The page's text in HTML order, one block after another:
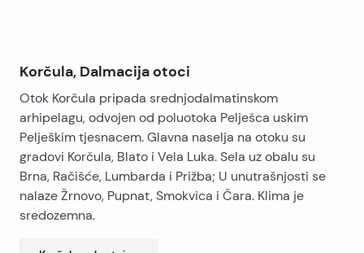
Korčula, Dalmacija otoci
Otok Korčula pripada srednjodalmatinskom
arhipelagu, odvojen od poluotoka Pelješca uskim
Pelješkim tjesnacem. Glavna naselja na otoku su
gradovi Korčula, Blato i Vela Luka. Sela uz obalu su
Brna, Račišće, Lumbarda i Prižba; U unutrašnjosti se
nalaze Žrnovo, Pupnat, Smokvica i Čara. Klima je
sredozemna.